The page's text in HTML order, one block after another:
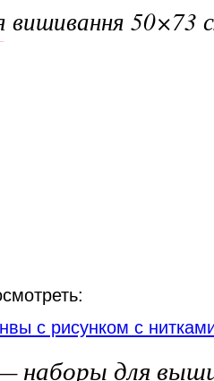
вишивання
с рисунком с
наборы для